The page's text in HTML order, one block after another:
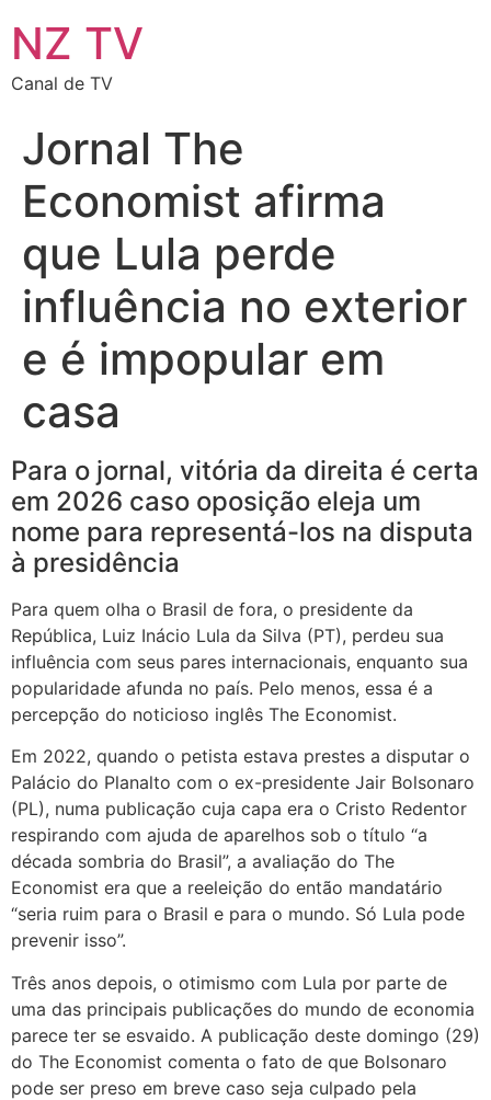
NZ TV
Canal de TV
Jornal The
Economist afirma
que Lula perde
influência no exterior
e é impopular em
casa
Para o jornal, vitória da direita é certa
em 2026 caso oposição eleja um
nome para representá-los na disputa
à presidência
Para quem olha o Brasil de fora, o presidente da
República, Luiz Inácio Lula da Silva (PT), perdeu sua
influência com seus pares internacionais, enquanto sua
popularidade afunda no país. Pelo menos, essa é a
percepção do noticioso inglês The Economist.
Em 2022, quando o petista estava prestes a disputar o
Palácio do Planalto com o ex-presidente Jair Bolsonaro
(PL), numa publicação cuja capa era o Cristo Redentor
respirando com ajuda de aparelhos sob o título “a
década sombria do Brasil”, a avaliação do The
Economist era que a reeleição do então mandatário
“seria ruim para o Brasil e para o mundo. Só Lula pode
prevenir isso”.
Três anos depois, o otimismo com Lula por parte de
uma das principais publicações do mundo de economia
parece ter se esvaido. A publicação deste domingo (29)
do The Economist comenta o fato de que Bolsonaro
pode ser preso em breve caso seja culpado pela